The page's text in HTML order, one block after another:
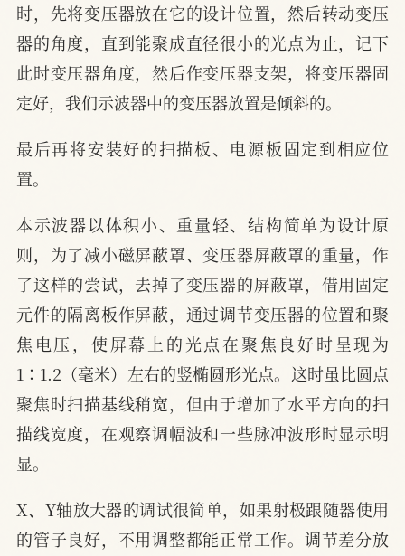
时，先将变压器放在它的设计位置，然后转动变压
器的角度，直到能聚成直径很小的光点为止，记下
此时变压器角度，然后作变压器支架，将变压器固
定好，我们示波器中的变压器放置是倾斜的。
最后再将安装好的扫描板、电源板固定到相应位
置。
本示波器以体积小、重量轻、结构简单为设计原
则，为了减小磁屏蔽罩、变压器屏蔽罩的重量，作
了这样的尝试，去掉了变压器的屏蔽罩，借用固定
元件的隔离板作屏蔽，通过调节变压器的位置和聚
焦电压，使屏幕上的光点在聚焦良好时呈现为
1∶1.2（毫米）左右的竖椭圆形光点。这时虽比圆点
聚焦时扫描基线稍宽，但由于增加了水平方向的扫
描线宽度，在观察调幅波和一些脉冲波形时显示明
显。
X、Y轴放大器的调试很简单，如果射极跟随器使用
的管子良好，不用调整都能正常工作。调节差分放